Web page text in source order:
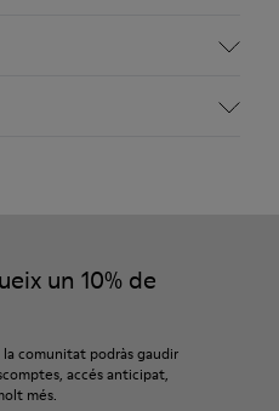
sobre com tenir cura de les
Guia de manteniment de
un 10% de
comunitat podràs gaudir
accés anticipat,
més.